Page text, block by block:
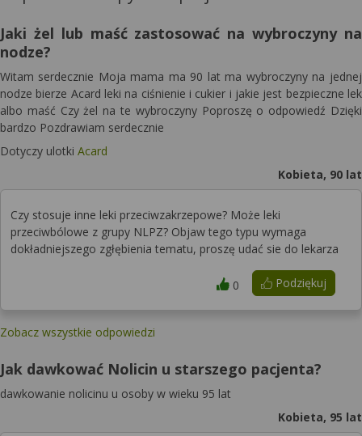
Jaki żel lub maść zastosować na wybroczyny na
nodze?
Witam serdecznie Moja mama ma 90 lat ma wybroczyny na jednej
nodze bierze Acard leki na ciśnienie i cukier i jakie jest bezpieczne lek
albo maść Czy żel na te wybroczyny Poproszę o odpowiedź Dzięki
bardzo Pozdrawiam serdecznie
Dotyczy ulotki Acard
Kobieta, 90 lat
Czy stosuje inne leki przeciwzakrzepowe? Może leki
przeciwbólowe z grupy NLPZ? Objaw tego typu wymaga
dokładniejszego zgłębienia tematu, proszę udać sie do lekarza
Podziękuj
0
Zobacz wszystkie odpowiedzi
Jak dawkować Nolicin u starszego pacjenta?
dawkowanie nolicinu u osoby w wieku 95 lat
Kobieta, 95 lat